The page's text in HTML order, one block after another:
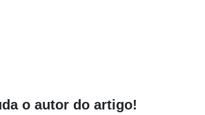
o autor do artigo!